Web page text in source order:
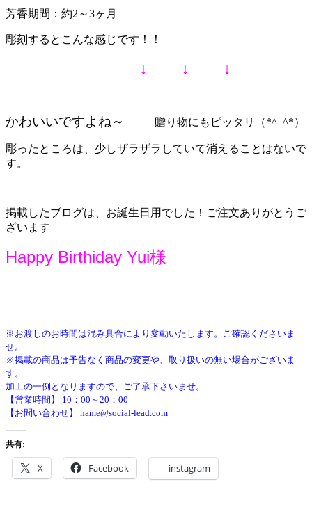
芳香期間：約2～3ヶ月
彫刻するとこんな感じです！！
↓ ↓ ↓
かわいいですよね～ 贈り物にもピッタリ（*^_^*）
彫ったところは、少しザラザラしていて消えることはないで
す。
掲載したブログは、お誕生日用でした！ご注文ありがとうご
ざいます
Happy Birthiday Yui様
※お渡しのお時間は混み具合により変動いたします。ご確認くださいま
せ。
※掲載の商品は予告なく商品の変更や、取り扱いの無い場合がございま
す。
加工の一例となりますので、ご了承下さいませ。
【営業時間】 10：00～20：00
【お問い合わせ】 name@social-lead.com
共有:
X Facebook instagram